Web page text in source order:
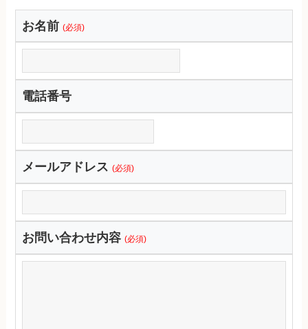
お名前 (必須)
電話番号
メールアドレス (必須)
お問い合わせ内容 (必須)